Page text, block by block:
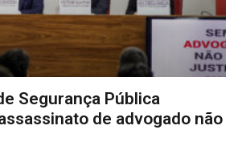
Segurança Pública
de advogado não